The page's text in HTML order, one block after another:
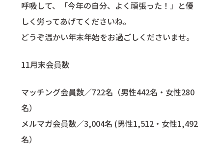
呼吸して、「今年の自分、よく頑張った！」と優
しく労ってあげてくださいね。
どうぞ温かい年末年始をお過ごしくださいませ。
11月末会員数
マッチング会員数／722名（男性442名・女性280
名）
メルマガ会員数／3,004名 (男性1,512・女性1,492
名）